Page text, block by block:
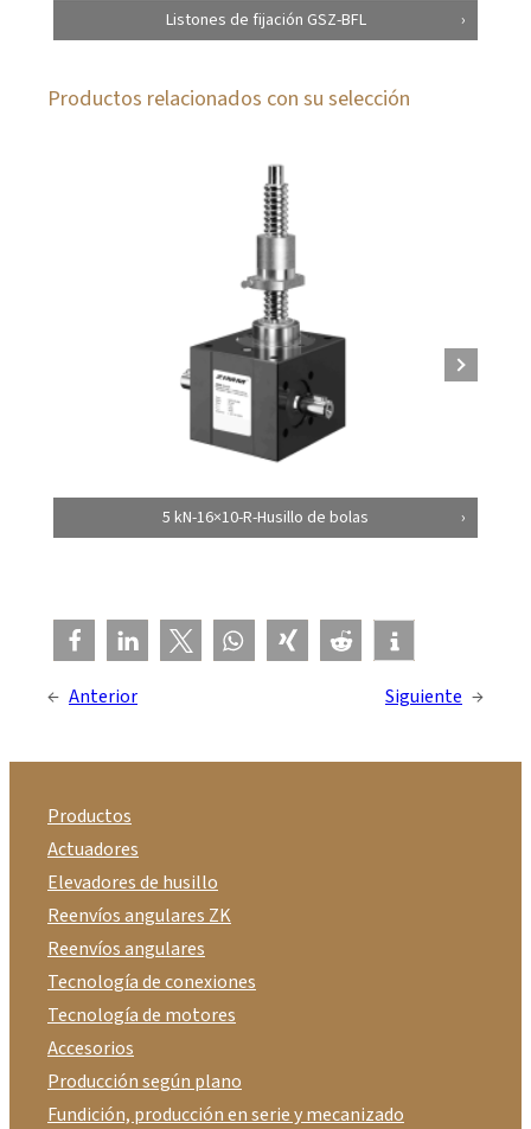
Listones de fijación GSZ-BFL
Productos relacionados con su selección
5 kN-16×10-R-Husillo de bolas
← Anterior Siguiente →
Productos
Actuadores
Elevadores de husillo
Reenvíos angulares ZK
Reenvíos angulares
Tecnología de conexiones
Tecnología de motores
Accesorios
Producción según plano
Fundición, producción en serie y mecanizado